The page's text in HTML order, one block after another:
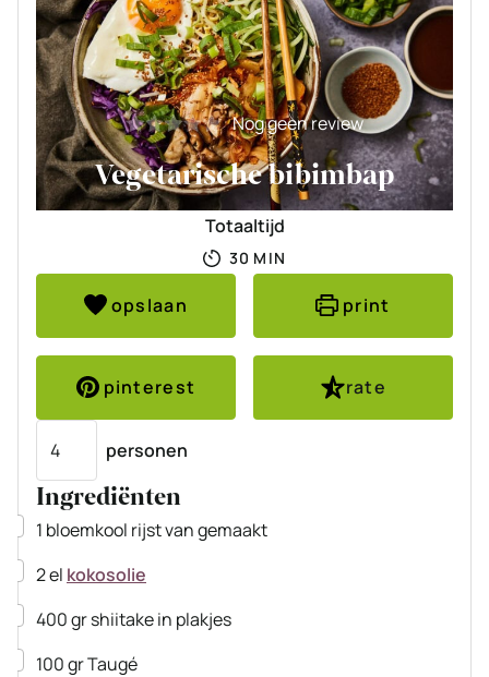
Nog geen review
Vegetarische bibimbap
Totaaltijd
30 MINUTEN
MIN
opslaan print
pinterest
rate
personen
Ingrediënten
▢
1 bloemkool rijst van gemaakt
▢
2el kokosolie
▢
400grshiitakein plakjes
▢
100grTaugé